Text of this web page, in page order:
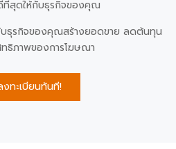
สุดให้กับธุรกิจของคุณ
รับธุรกิจของคุณสร้างยอดขาย ลดต้นทุน
ทธิภาพของการโฆษณา
งทะเบียนทันที!